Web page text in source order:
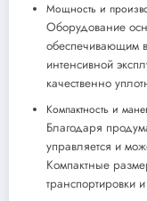
Мощность и
Оборудование
обеспечивающим
интенсивной
качественно
Компактность и
Благодаря
управляется и
Компактные
транспортировки